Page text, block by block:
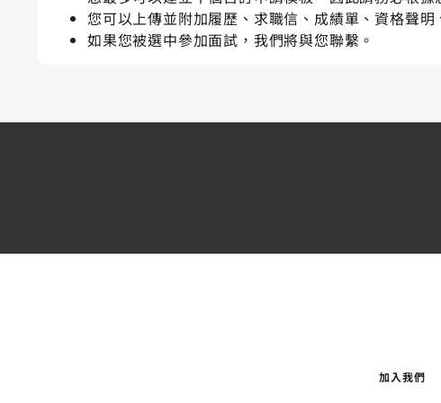
您可以上傳並附加履歷、求職信、成績單、資格聲明
如果您被選中參加面試，我們將與您聯繫。
加入我們